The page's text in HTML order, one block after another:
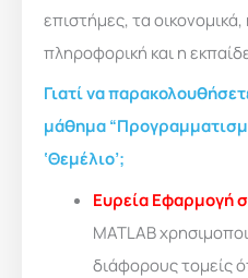
επιστήμες, τα οικονομικά,
πληροφορική και η
Γιατί να
μάθημα
‘Θεμέλιο’;
Ευρεία Εφαρμογή
MATLAB
διάφορους τομείς